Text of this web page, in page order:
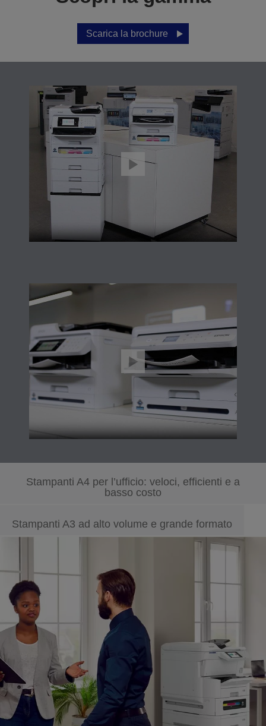
Scarica la brochure
Stampanti A4 per l’ufficio: veloci, efficienti e a
basso costo
Stampanti A3 ad alto volume e grande formato